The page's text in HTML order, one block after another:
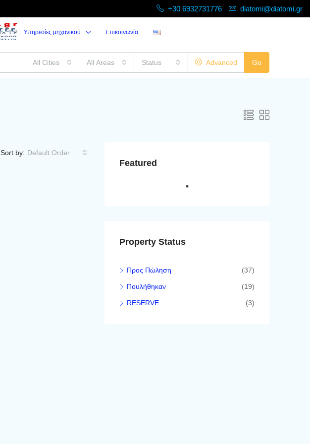
+30 6932731776 diatomi@diatomi.gr
Υπηρεσίες μηχανικού Επικοινωνία
All Cities All Areas Status Advanced Go
Sort by: Default Order
Featured
Property Status
Προς Πώληση (37)
Πουλήθηκαν (19)
RESERVE (3)